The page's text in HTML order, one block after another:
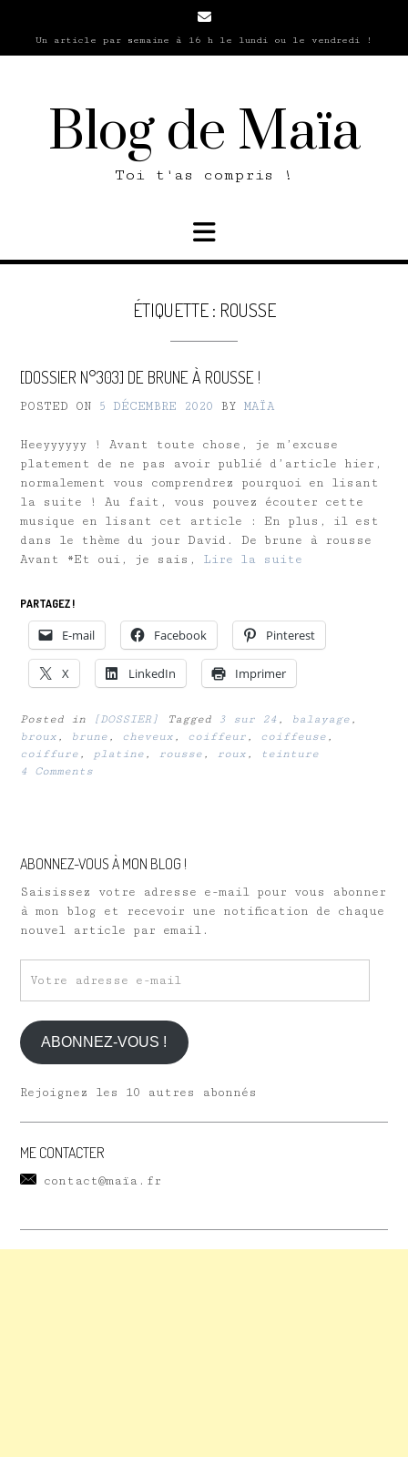
contentUn article par semaine à 16 h le lundi ou le vendredi !
Blog de Maïa
Toi t'as compris !
ÉTIQUETTE : ROUSSE
[DOSSIER N°303] DE BRUNE À ROUSSE !
POSTED ON 5 DÉCEMBRE 2020 BY MAÏA
Heeyyyyyy ! Avant toute chose, je m’excuse
platement de ne pas avoir publié d’article hier,
normalement vous comprendrez pourquoi en lisant
la suite ! Au fait, vous pouvez écouter cette
musique en lisant cet article : En plus, il est
dans le thème du jour David. De brune à rousse
Avant *Et oui, je sais, Lire la suite
PARTAGEZ !
E-mail Facebook Pinterest
X LinkedIn Imprimer
Posted in [DOSSIER] Tagged 3 sur 24 , balayage ,
broux , brune , cheveux , coiffeur , coiffeuse ,
coiffure , platine , rousse , roux ,
teinture
4 Comments
ABONNEZ-VOUS À MON BLOG !
Saisissez votre adresse e-mail pour vous abonner
à mon blog et recevoir une notification de chaque
nouvel article par email.
adresse
e-
mail
ABONNEZ-VOUS !
Rejoignez les 10 autres abonnés
ME CONTACTER
contact@maïa.fr